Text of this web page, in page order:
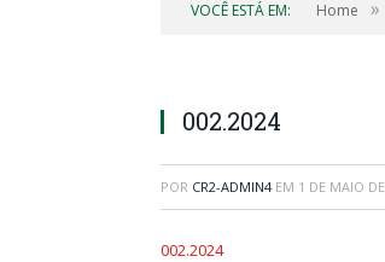
VOCÊ ESTÁ EM: Home »
002.2024
POR CR2-ADMIN4 EM 1 DE MAIO
002.2024